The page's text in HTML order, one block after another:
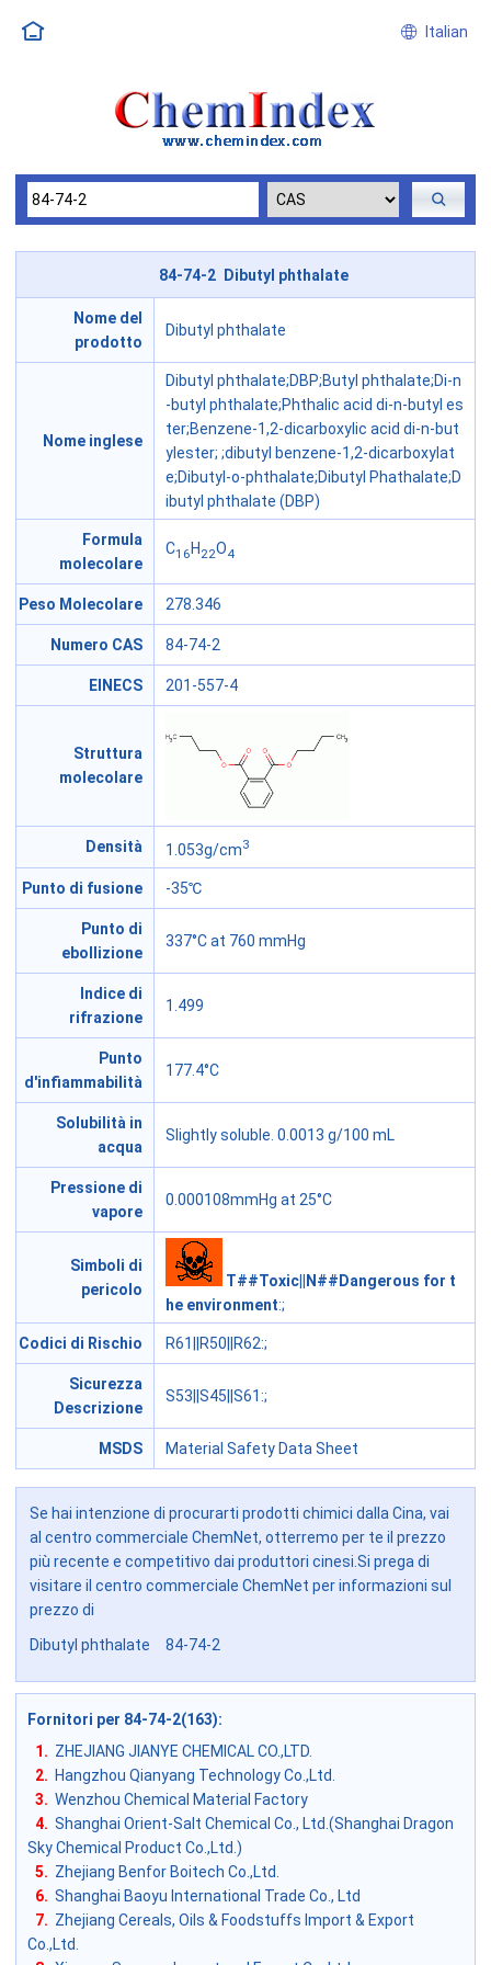
Italian
84-74-2 Dibutyl phthalate
Nome del
prodotto
Dibutyl phthalate
Nome inglese
Dibutyl phthalate;DBP;Butyl phthalate;Di-n
-butyl phthalate;Phthalic acid di-n-butyl es
ter;Benzene-1,2-dicarboxylic acid di-n-but
ylester; ;dibutyl benzene-1,2-dicarboxylat
e;Dibutyl-o-phthalate;Dibutyl Phathalate;D
ibutyl phthalate (DBP)
Formula
molecolare
C16 H 22O4
Peso Molecolare 278.346
Numero CAS 84-74-2
EINECS 201-557-4
Struttura
molecolare
Densità 1.053g/cm3
Punto di fusione -35℃
Punto di
ebollizione
337°C at 760 mmHg
Indice di
rifrazione
1.499
Punto
d'infiammabilità
177.4°C
Solubilità in
acqua
Slightly soluble. 0.0013 g/100 mL
Pressione di
vapore
0.000108mmHg at 25°C
Simboli di
pericolo
T##Toxic||N##Dangerous for t
he environment:;
Codici di Rischio R61||R50||R62:;
Sicurezza
Descrizione
S53||S45||S61:;
MSDS Material Safety Data Sheet
Se hai intenzione di procurarti prodotti chimici dalla Cina, vai
al centro commerciale ChemNet, otterremo per te il prezzo
più recente e competitivo dai produttori cinesi.Si prega di
visitare il centro commerciale ChemNet per informazioni sul
prezzo di
Dibutyl phthalate 84-74-2
Fornitori per 84-74-2(163):
1. ZHEJIANG JIANYE CHEMICAL CO.,LTD.
2. Hangzhou Qianyang Technology Co.,Ltd.
3. Wenzhou Chemical Material Factory
4. Shanghai Orient-Salt Chemical Co., Ltd.(Shanghai Dragon
Sky Chemical Product Co.,Ltd.)
5. Zhejiang Benfor Boitech Co.,Ltd.
6. Shanghai Baoyu International Trade Co., Ltd
7. Zhejiang Cereals, Oils & Foodstuffs Import & Export
Co.,Ltd.